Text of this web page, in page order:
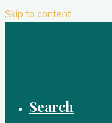
Skip to content
Search